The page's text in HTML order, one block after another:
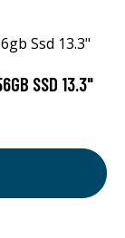
SSD 13.3"